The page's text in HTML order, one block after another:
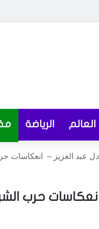
العالم الرياضة
عبد العزيز – انعكاسات
حرب